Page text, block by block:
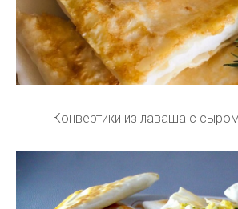
Конвертики из лаваша с